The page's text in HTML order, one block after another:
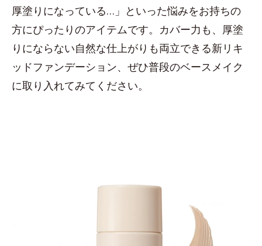
厚塗りになっている…」といった悩みをお持ちの
方にぴったりのアイテムです。カバー力も、厚塗
りにならない自然な仕上がりも両立できる新リキ
ッドファンデーション、ぜひ普段のベースメイク
に取り入れてみてください。